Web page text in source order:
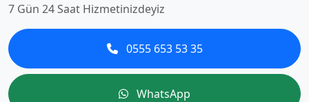
7 Gün 24 Saat Hizmetinizdeyiz
0555 653 53 35
WhatsApp